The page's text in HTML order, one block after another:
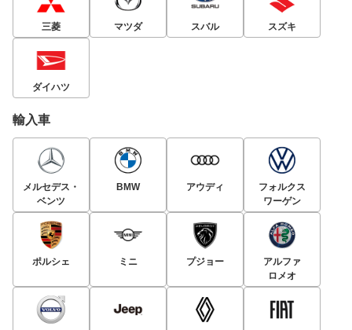
三菱 マツダ スバル スズキ
ダイハツ
輸入車
メルセデス・
ベンツ
BMW アウディ
フォルクス
ワーゲン
ポルシェ ミニ プジョー
アルファ
ロメオ